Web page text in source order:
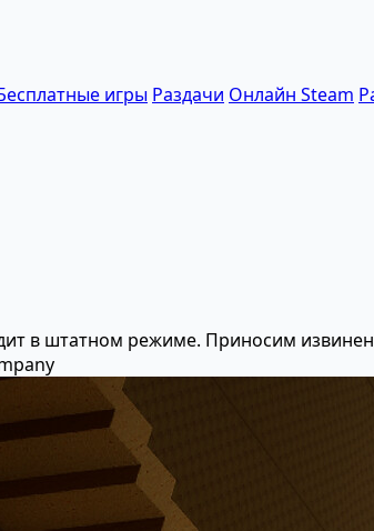
игры Раздачи Онлайн Steam
в штатном режиме. Приносим